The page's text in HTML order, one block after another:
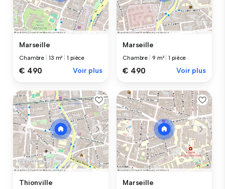
Marseille
Chambre 13 m² |1 pièce
€ 490 Voir plus
Marseille
Chambre 9 m² |1 pièce
€ 490 Voir plus
Thionville Marseille